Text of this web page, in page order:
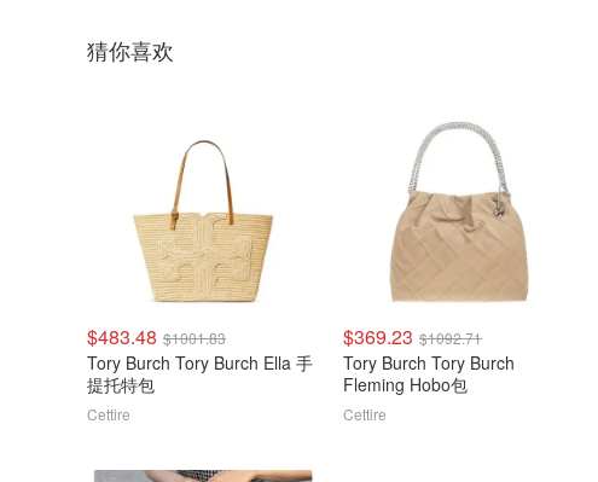
猜你喜欢
$483.48 $1001.83
Tory Burch Tory Burch Ella 手
提托特包
Cettire
$369.23 $1092.71
Tory Burch Tory Burch
Fleming Hobo包
Cettire